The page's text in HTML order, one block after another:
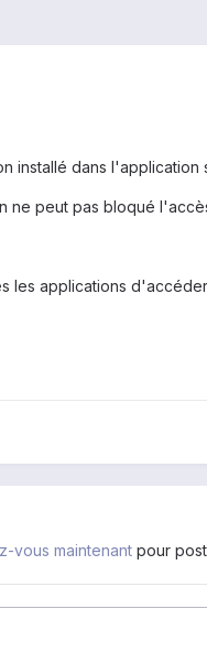
installé dans
ne peut pas bloqué
les applications
vous maintenant pour